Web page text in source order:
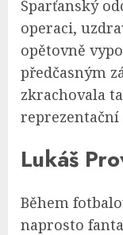
Sparťanský
operaci,
opětovně
předčasným
zkrachovala
reprezentační
Lukáš
Během
naprosto